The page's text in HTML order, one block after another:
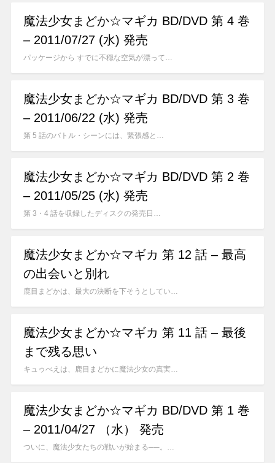
魔法少女まどか☆マギカ BD/DVD 第 4 巻
– 2011/07/27 (水) 発売
パッケージから すでに不穏な空気が漂って…
魔法少女まどか☆マギカ BD/DVD 第 3 巻
– 2011/06/22 (水) 発売
第 5 話のバトル・シーンには、緊張感と…
魔法少女まどか☆マギカ BD/DVD 第 2 巻
– 2011/05/25 (水) 発売
第 3・4 話を収録したディスクの発売日…
魔法少女まどか☆マギカ 第 12 話 – 最高
の出会いと別れ
鹿目まどかは、最大の決断を下そうとしてい…
魔法少女まどか☆マギカ 第 11 話 – 最後
まで残る思い
キュゥべえは、鹿目まどかに魔法少女の真実…
魔法少女まどか☆マギカ BD/DVD 第 1 巻
– 2011/04/27 （水） 発売
ついに、魔法少女たちの戦いが始まる──。…